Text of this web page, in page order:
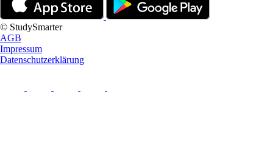
© StudySmarter
AGB
Impressum
Datenschutzerklärung